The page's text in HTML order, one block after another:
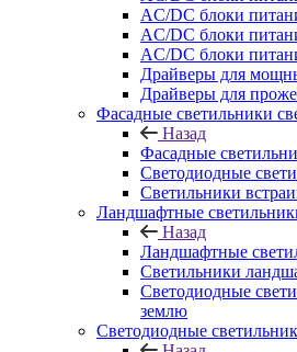
AC/DC блоки
AC/DC блоки
AC/DC блоки
Драйверы для
Драйверы для
Фасадные светильники
Назад
Фасадные
Светодиодные
Светильники
Ландшафтные
Назад
Ландшафтные
Светильники
Светодиодные
землю
Светодиодные